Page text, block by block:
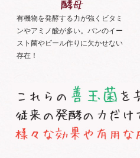
有機物を発酵する力が強くビタミ
ンやアミノ酸が多い。パンのイー
スト菌やビール作りに欠かせない
存在！